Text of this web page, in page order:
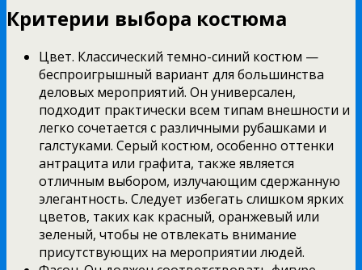
Критерии выбора костюма
Цвет. Классический темно-синий костюм —
беспроигрышный вариант для большинства
деловых мероприятий. Он универсален,
подходит практически всем типам внешности и
легко сочетается с различными рубашками и
галстуками. Серый костюм, особенно оттенки
антрацита или графита, также является
отличным выбором, излучающим сдержанную
элегантность. Следует избегать слишком ярких
цветов, таких как красный, оранжевый или
зеленый, чтобы не отвлекать внимание
присутствующих на мероприятии людей.